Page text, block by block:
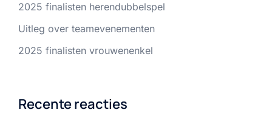
2025 finalisten herendubbelspel
Uitleg over teamevenementen
2025 finalisten vrouwenenkel
Recente reacties